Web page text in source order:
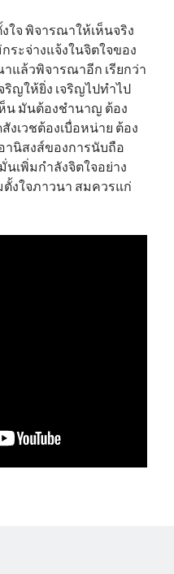
ใจ พิจารณาให้เห็นจริง
ระจ่างแจ้งในจิตใจของ
าแล้วพิจารณาอีก เรียกว่า
ญให้ยิ่ง เจริญไปทำไป
น มันต้องชำนาญ ต้อง
งเวชต้องเบื่อหน่าย ต้อง
านิสงส์ของการนับถือ
เพิ่มกำลังจิตใจอย่าง
งใจภาวนา สมควรแก่